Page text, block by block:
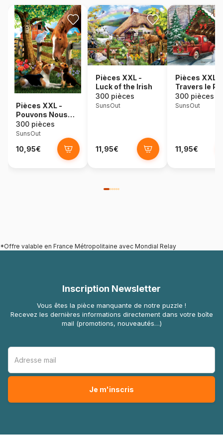
Pièces XXL -
Pouvons Nous
Etre Amis ?
300 pièces
SunsOut
10,95€
Pièces XXL -
Luck of the Irish
300 pièces
SunsOut
11,95€
Pièces XXL -
Travers le
300 pièces
SunsOut
11,95€
*Offre valable en France Métropolitaine avec Mondial Relay
Inscription Newsletter
Vous êtes la pièce manquante de notre puzzle !
Recevez les dernières informations directement dans votre boîte
mail (promotions, nouveautés…)